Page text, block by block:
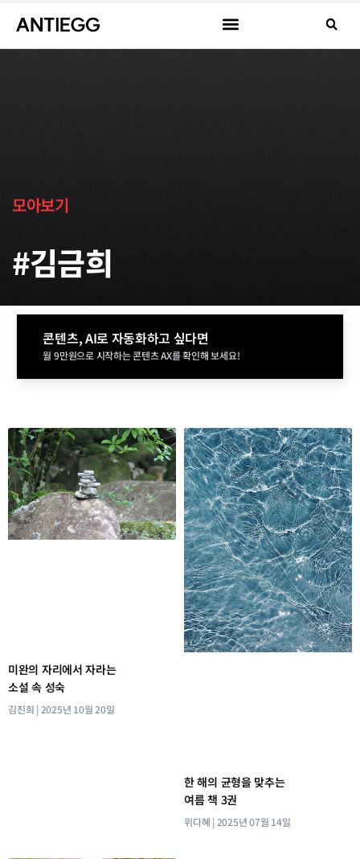
모아보기
#김금희
콘텐츠, AI로 자동화하고 싶다면
월 9만원으로 시작하는 콘텐츠 AX를 확인해 보세요!
미완의 자리에서 자라는
소설 속 성숙
김진희 2025년 10월 20일
한 해의 균형을 맞추는
여름 책 3권
위다혜 2025년 07월 14일